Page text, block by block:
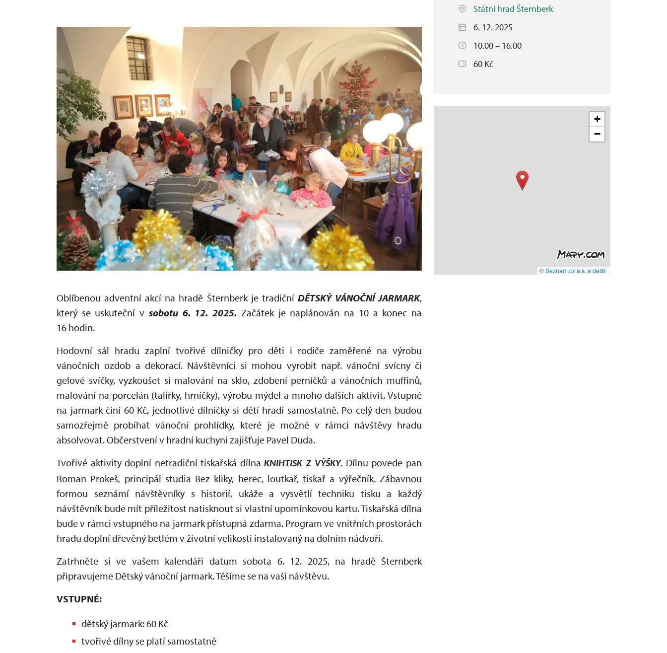
Oblíbenou adventní akcí na hradě Šternberk je tradiční DĚTSKÝ VÁNOČNÍ JARMARK,
který se uskuteční v sobotu 6. 12. 2025. Začátek je naplánován na 10 a konec na
16 hodin.
Hodovní sál hradu zaplní tvořivé dílničky pro děti i rodiče zaměřené na výrobu
vánočních ozdob a dekorací. Návštěvníci si mohou vyrobit např. vánoční svícny či
gelové svíčky, vyzkoušet si malování na sklo, zdobení perníčků a vánočních muffinů,
malování na porcelán (talířky, hrníčky), výrobu mýdel a mnoho dalších aktivit. Vstupné
na jarmark činí 60 Kč, jednotlivé dílničky si dětí hradí samostatně. Po celý den budou
samozřejmě probíhat vánoční prohlídky, které je možné v rámci návštěvy hradu
absolvovat. Občerstvení v hradní kuchyni zajišťuje Pavel Duda.
Tvořivé aktivity doplní netradiční tiskařská dílnaKNIHTISK Z VÝŠKY. Dílnu povede pan
Roman Prokeš, principál studia Bez kliky, herec, loutkař, tiskař a výřečník. Zábavnou
formou seznámí návštěvníky s historií, ukáže a vysvětlí techniku tisku a každý
návštěvník bude mít příležitost natisknout si vlastní upomínkovou kartu. Tiskařská dílna
bude v rámci vstupného na jarmark přístupná zdarma. Program ve vnitřních prostorách
hradu doplní dřevěný betlém v životní velikosti instalovaný na dolním nádvoří.
Zatrhněte si ve vašem kalendáři datum sobota 6. 12. 2025, na hradě Šternberk
připravujeme Dětský vánoční jarmark. Těšíme se na vaši návštěvu.
VSTUPNÉ:
dětský jarmark: 60 Kč
tvořivé dílny se platí samostatně
Státní hrad Šternberk
6. 12. 2025
10.00 – 16.00
60 Kč
+
−
© Seznam.cz a.s. a další